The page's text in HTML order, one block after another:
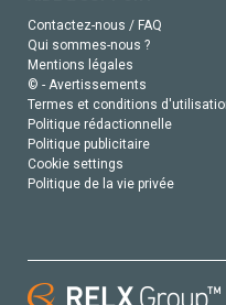
Contactez-nous / FAQ
Qui sommes-nous ?
Mentions légales
© - Avertissements
Termes et conditions
Politique rédactionnelle
Politique publicitaire
Cookie settings
Politique de la vie privée